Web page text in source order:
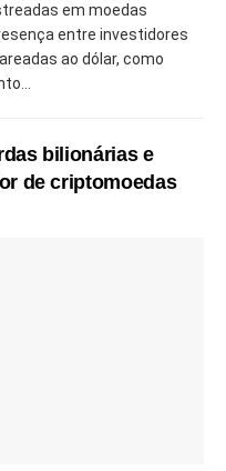
em moedas
entre investidores
ao dólar, como
bilionárias e
de criptomoedas